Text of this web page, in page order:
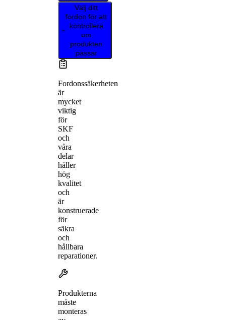
Välj ditt
fordon för att
kontrollera
om
produkten
passar
Fordonssäkerheten
är
mycket
viktig
för
SKF
och
våra
delar
håller
hög
kvalitet
och
är
konstruerade
för
säkra
och
hållbara
reparationer.
Produkterna
måste
monteras